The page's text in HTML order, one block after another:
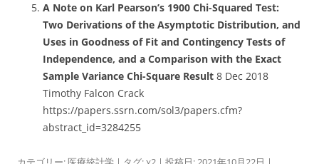
A Note on Karl Pearson’s 1900 Chi-Squared Test:
Two Derivations of the Asymptotic Distribution, and
Uses in Goodness of Fit and Contingency Tests of
Independence, and a Comparison with the Exact
Sample Variance Chi-Square Result 8 Dec 2018
Timothy Falcon Crack
https://papers.ssrn.com/sol3/papers.cfm?
abstract_id=3284255